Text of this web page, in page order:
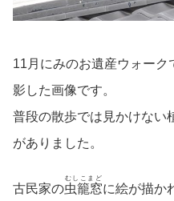
11月にみのお遺産ウォー
影した画像です。
普段の散歩では見かけない
がありました。
古民家の虫籠窓
むしこまど
に絵が描か